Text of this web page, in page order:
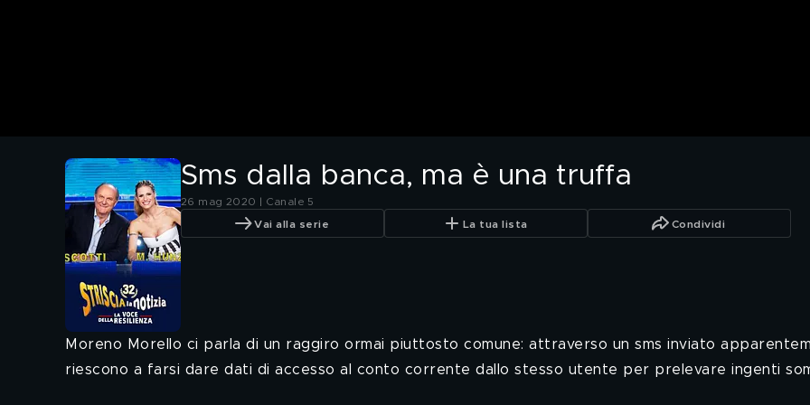
Sms dalla banca, ma è una truffa
26 mag 2020 | Canale 5
Vai alla serie La tua lista Condividi
Moreno Morello ci parla di un raggiro ormai piuttosto comune: attraverso un sms inviato
riescono a farsi dare dati di accesso al conto corrente dallo stesso utente per prelevare ingenti